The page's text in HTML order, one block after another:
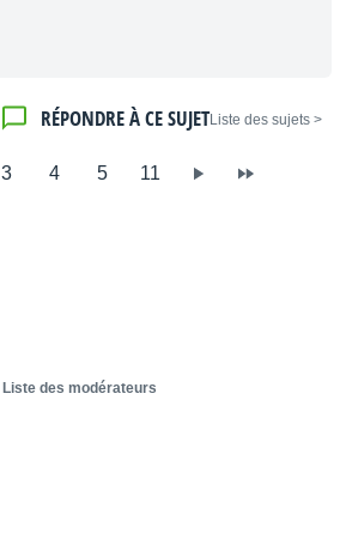
< Liste des sujets
RÉPONDRE À CE SUJET
3 4 5 11
Liste des modérateurs